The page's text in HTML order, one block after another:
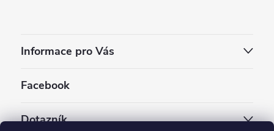
Informace pro Vás
Facebook
Dotazník